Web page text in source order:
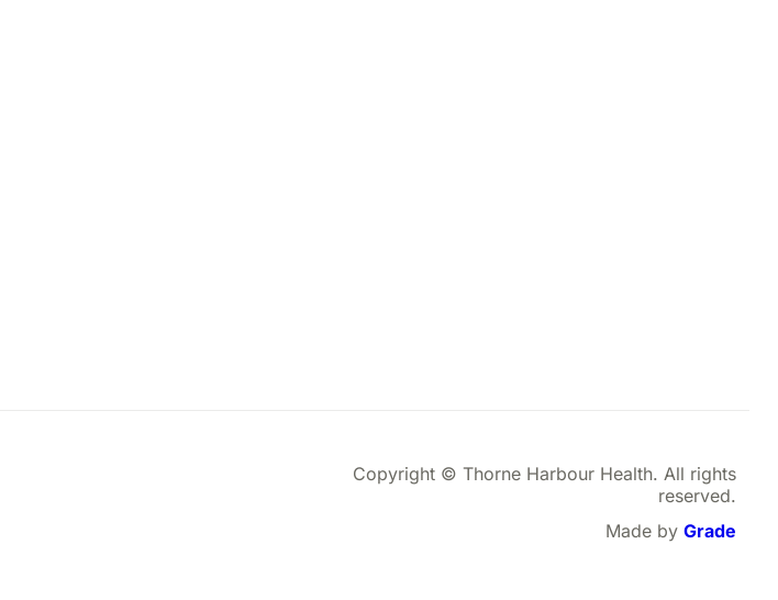
Copyright © Thorne Harbour Health. All rights
reserved.
Made by Grade